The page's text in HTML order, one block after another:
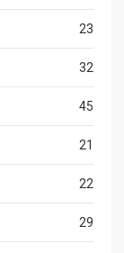
23
32
45
21
22
29